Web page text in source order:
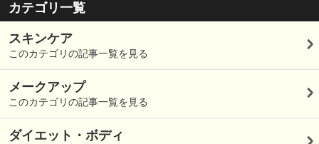
カテゴリ一覧
スキンケア
このカテゴリの記事一覧を見る
メークアップ
このカテゴリの記事一覧を見る
ダイエット・ボディ